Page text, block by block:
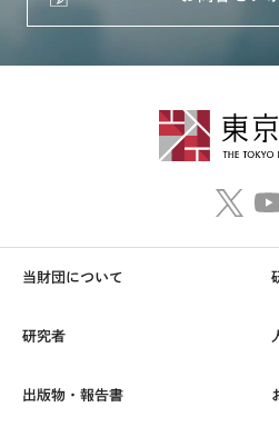
当財団について
研究者
出版物・報告書